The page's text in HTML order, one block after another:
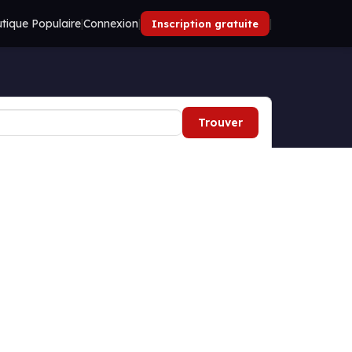
Populaire|Connexion| Inscription gratuite |
Trouver